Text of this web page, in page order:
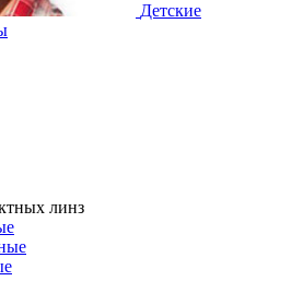
Детские
линз